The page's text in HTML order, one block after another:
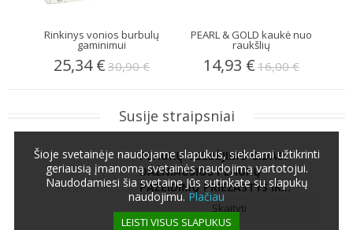
Rinkinys vonios burbulų
gaminimui
25,34 € 30,90 €
PEARL & GOLD kaukė nuo
raukšlių
14,93 € 16,00 €
Susije straipsniai
PLAUKŲ GELBĖJIMO GIDAS:
DAŽNIAUSIOS PLAUKŲ
PAŽEIDIMŲ PRIEŽASTYS IR...
Skaityti
Šioje svetainėje naudojame slapukus, siekdami užtikrinti
geriausią įmanomą svetainės naudojimą vartotojui.
Naudodamiesi šia svetaine Jūs sutinkate su slapukų
naudojimu. Plačiau
LEISTI VISUS SLAPUKUS